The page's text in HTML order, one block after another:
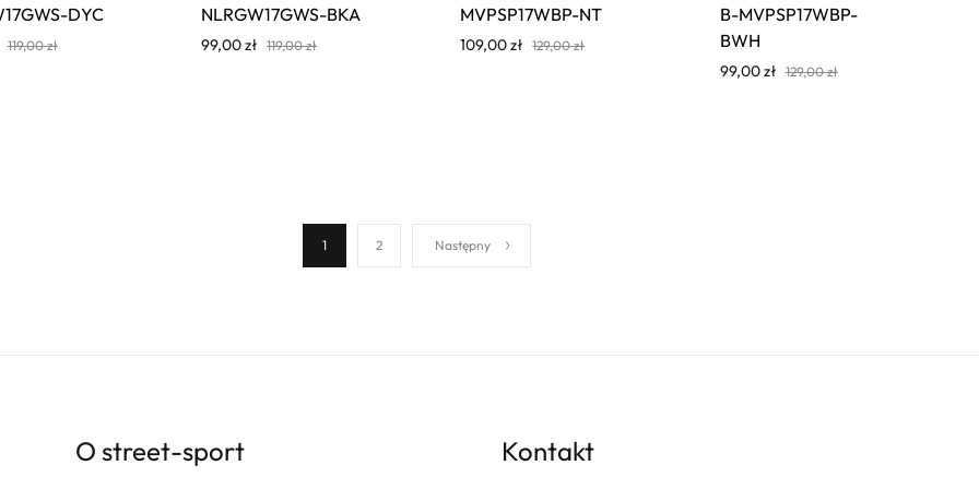
DYC
119,00zł
NLRGW17GWS-BKA
99,00zł 119,00zł
MVPSP17WBP-NT
109,00zł 129,00zł
B-MVPSP17WBP-
BWH
99,00zł 129,00zł
1 2 Następny
O street-sport Kontakt